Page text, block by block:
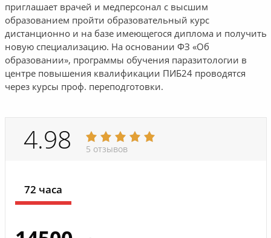
приглашает врачей и медперсонал с высшим
образованием пройти образовательный курс
дистанционно и на базе имеющегося диплома и получить
новую специализацию. На основании ФЗ «Об
образовании», программы обучения паразитологии в
центре повышения квалификации ПИБ24 проводятся
через курсы проф. переподготовки.
4.98 5 отзывов
72 часа